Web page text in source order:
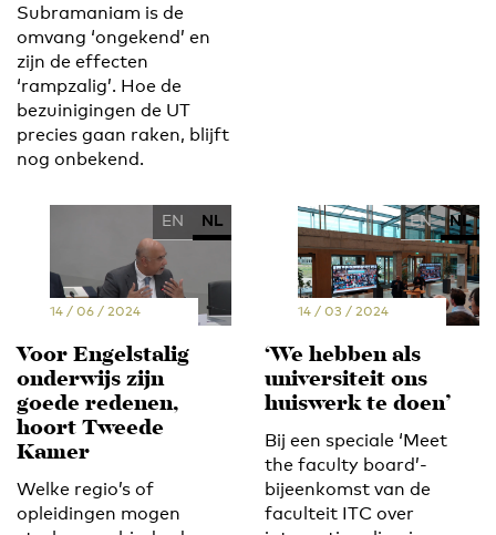
Subramaniam is de
omvang ‘ongekend’ en
zijn de effecten
‘rampzalig’. Hoe de
bezuinigingen de UT
precies gaan raken, blijft
nog onbekend.
EN NL
14 / 06 / 2024
Voor Engelstalig
onderwijs zijn
goede redenen,
hoort Tweede
Kamer
Welke regio’s of
opleidingen mogen
EN NL
14 / 03 / 2024
‘We hebben als
universiteit ons
huiswerk te doen’
Bij een speciale ‘Meet
the faculty board’-
bijeenkomst van de
faculteit ITC over